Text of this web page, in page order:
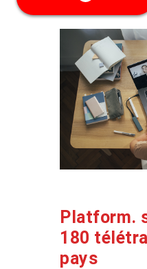
Platform.
180
pays
Cette date ne vous
toutes les